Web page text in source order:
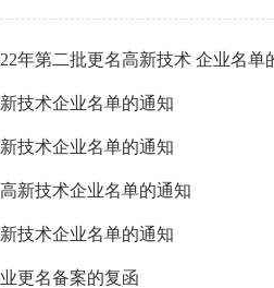
年第二批更名高新技术 企业名单
技术企业名单的通知
技术企业名单的通知
新技术企业名单的通知
技术企业名单的通知
更名备案的复函